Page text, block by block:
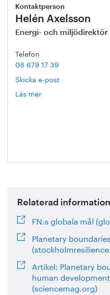
Kontaktperson
Helén Axelsson
Energi- och miljödirektör
Telefon
08 679 17 39
Skicka e-post
Läs mer
Relaterad information
FN:s globala mål
Planetary
Artikel: Planetary
human
(sciencemag.org)